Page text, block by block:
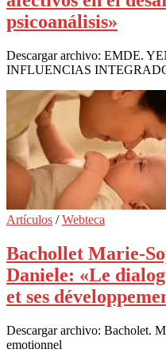
psicoanálisis»
Descargar archivo: EMDE.
INFLUENCIAS
Artículos /Webteca
Bachollet Marie-
Daniele: «Le
et ses
Descargar archivo: Bacholet.
emotionnel